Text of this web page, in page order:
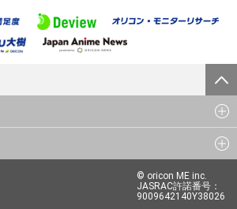
© oricon ME inc.
JASRAC許諾番号：
9009642140Y38026